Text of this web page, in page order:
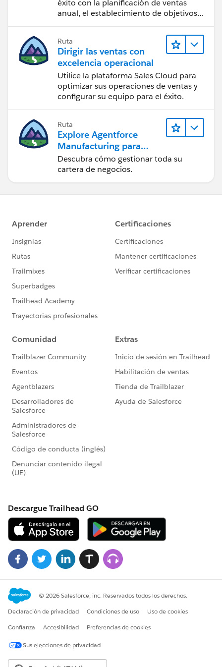
éxito con la planificación de ventas
anual, el establecimiento de objetivos y
Ruta
Dirigir las ventas con
excelencia operacional
Utilice la plataforma Sales Cloud para
optimizar sus operaciones de ventas y
configurar su equipo para el éxito.
Ruta
Explore Agentforce
Manufacturing para
ventas
Descubra cómo gestionar toda su
cartera de negocios.